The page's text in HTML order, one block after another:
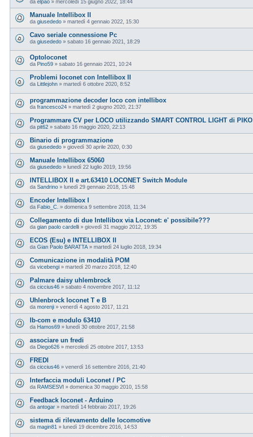
da elpao » mercoledì 15 giugno 2022, 18:44
Manuale Intellibox II
da giusededo » martedì 4 gennaio 2022, 15:30
Cavo seriale connessione Pc
da giusededo » sabato 16 gennaio 2021, 18:29
Optoloconet
da Pino59 » sabato 16 gennaio 2021, 10:24
Problemi loconet con Intellibox II
da Littlejohn » martedì 6 ottobre 2020, 8:52
programmazione decoder loco con intellibox
da francesco24 » martedì 2 giugno 2020, 21:37
Programmare CV per LOCO utilizzando SMART CONTROL LIGHT di PIKO
da pit62 » sabato 16 maggio 2020, 22:13
Binario di programmazione
da giusededo » giovedì 30 aprile 2020, 0:30
Manuale Intellibox 65060
da giusededo » lunedì 22 luglio 2019, 19:56
INTELLIBOX II e art.63410 LOCONET Switch Module
da Sandrino » lunedì 29 gennaio 2018, 15:48
Encoder Intellibox I
da Fabio_C. » domenica 9 settembre 2018, 11:34
Collegamento di due Intellibox via Loconet: e' possibile???
da gian paolo cardelli » giovedì 31 maggio 2012, 19:35
ECOS (Esu) e INTELLIBOX II
da Gian Paolo BARATTA » martedì 24 luglio 2018, 19:34
Comunicazione in modalità POM
da vicebengi » martedì 20 marzo 2018, 12:40
Palmare daisy uhlembrock
da ciccius46 » sabato 4 novembre 2017, 11:12
Uhlenbrock loconet T e B
da morenji » venerdì 4 agosto 2017, 11:21
Ib-com e modulo 63410
da Hamos69 » lunedì 30 ottobre 2017, 21:58
associare un fredi
da Diego626 » mercoledì 25 ottobre 2017, 13:53
FREDI
da ciccius46 » venerdì 16 settembre 2016, 21:40
Interfaccia moduli Loconet / PC
da RAMSESVI » domenica 30 maggio 2010, 15:58
Feedback loconet - Arduino
da antogar » martedì 14 febbraio 2017, 19:26
sistema di rilevamento delle locomotive
da magin81 » lunedì 19 dicembre 2016, 14:53